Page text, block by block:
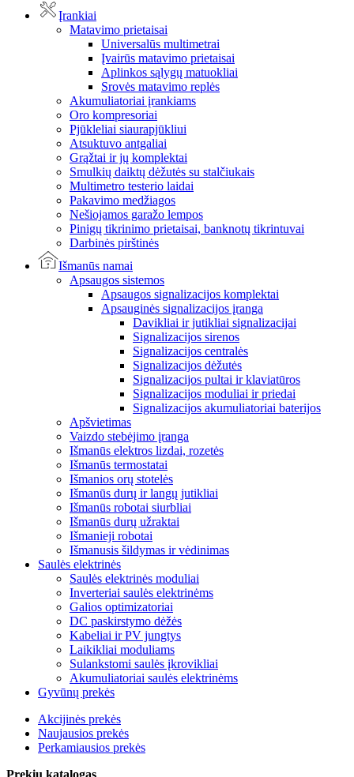
Įrankiai
Matavimo prietaisai
Universalūs multimetrai
Įvairūs matavimo prietaisai
Aplinkos sąlygų matuokliai
Srovės matavimo replės
Akumuliatoriai įrankiams
Oro kompresoriai
Pjūkleliai siaurapjūkliui
Atsuktuvo antgaliai
Grąžtai ir jų komplektai
Smulkių daiktų dėžutės su stalčiukais
Multimetro testerio laidai
Pakavimo medžiagos
Nešiojamos garažo lempos
Pinigų tikrinimo prietaisai, banknotų tikrintuvai
Darbinės pirštinės
Išmanūs namai
Apsaugos sistemos
Apsaugos signalizacijos komplektai
Apsauginės signalizacijos įranga
Davikliai ir jutikliai signalizacijai
Signalizacijos sirenos
Signalizacijos centralės
Signalizacijos dėžutės
Signalizacijos pultai ir klaviatūros
Signalizacijos moduliai ir priedai
Signalizacijos akumuliatoriai baterijos
Apšvietimas
Vaizdo stebėjimo įranga
Išmanūs elektros lizdai, rozetės
Išmanūs termostatai
Išmanios orų stotelės
Išmanūs durų ir langų jutikliai
Išmanūs robotai siurbliai
Išmanūs durų užraktai
Išmanieji robotai
Išmanusis šildymas ir vėdinimas
Saulės elektrinės
Saulės elektrinės moduliai
Inverteriai saulės elektrinėms
Galios optimizatoriai
DC paskirstymo dėžės
Kabeliai ir PV jungtys
Laikikliai moduliams
Sulankstomi saulės įkrovikliai
Akumuliatoriai saulės elektrinėms
Gyvūnų prekės
Akcijinės prekės
Naujausios prekės
Perkamiausios prekės
Prekių katalogas